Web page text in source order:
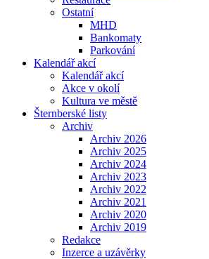
Ostatní
MHD
Bankomaty
Parkování
Kalendář akcí
Kalendář akcí
Akce v okolí
Kultura ve městě
Šternberské listy
Archiv
Archiv 2026
Archiv 2025
Archiv 2024
Archiv 2023
Archiv 2022
Archiv 2021
Archiv 2020
Archiv 2019
Redakce
Inzerce a uzávěrky